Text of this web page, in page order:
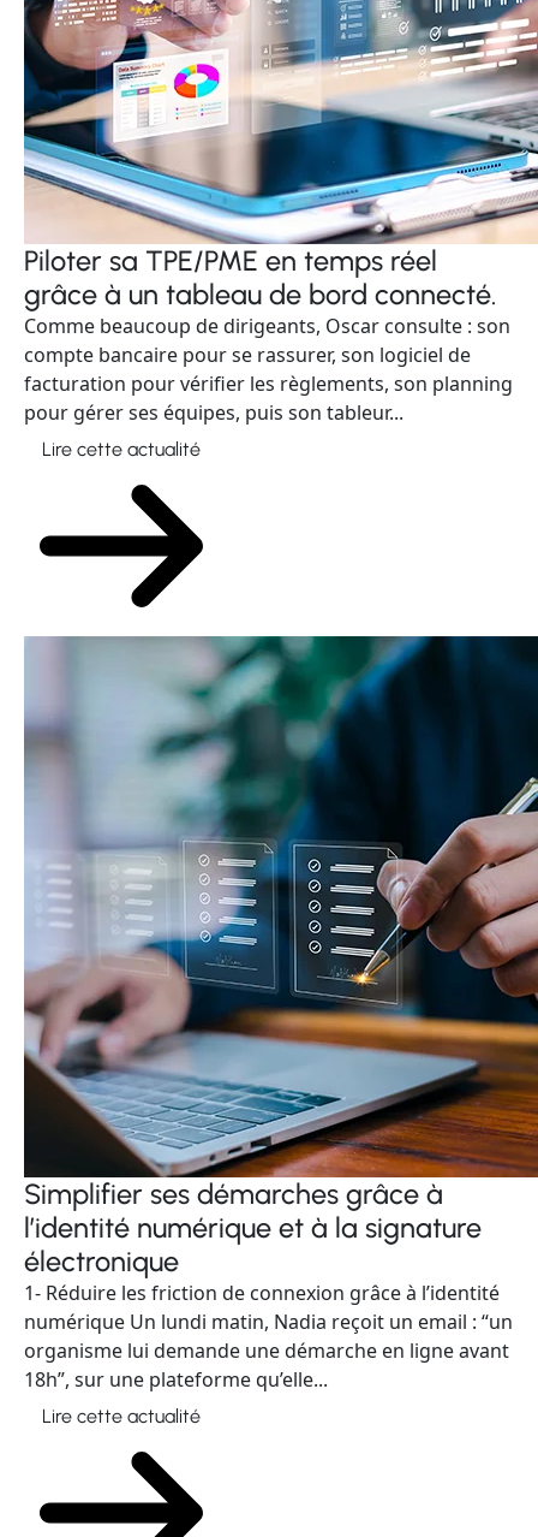
Piloter sa TPE/PME en temps réel
grâce à un tableau de bord connecté.
Comme beaucoup de dirigeants, Oscar consulte : son
compte bancaire pour se rassurer, son logiciel de
facturation pour vérifier les règlements, son planning
pour gérer ses équipes, puis son tableur...
Lire cette actualité
Simplifier ses démarches grâce à
l’identité numérique et à la signature
électronique
1- Réduire les friction de connexion grâce à l’identité
numérique Un lundi matin, Nadia reçoit un email : “un
organisme lui demande une démarche en ligne avant
18h”, sur une plateforme qu’elle...
Lire cette actualité